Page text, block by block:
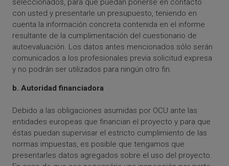
seleccionados, para que puedan ponerse en contacto
con usted y presentarle un presupuesto, teniendo en
cuenta la información concreta contenida en el informe
resultante de la cumplimentación del cuestionario de
autoevaluación. Los datos antes mencionados sólo serán
comunicados a los profesionales previa solicitud expresa
y no podrán ser utilizados para ningún otro fin.
b. Autoridad financiadora
Debido a las obligaciones asumidas por OCU ante las
entidades europeas que financian el proyecto y para que
éstas puedan supervisar el estricto cumplimiento de las
normas impuestas, es posible que tengamos que
presentarles datos agregados sobre el uso del proyecto.